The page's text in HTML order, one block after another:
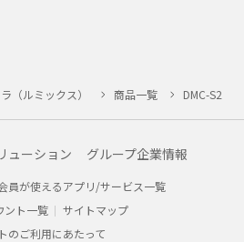
（ルミックス） 商品一覧 DMC-S2
ューション グループ企業情報
員が使えるアプリ/サービス一覧
ント一覧
サイトマップ
のご利用にあたって